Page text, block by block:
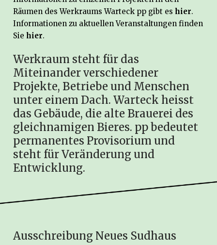
Räumen des Werkraums Warteck pp gibt es hier.
Informationen zu aktuellen Veranstaltungen finden
Sie hier.
Werkraum steht für das
Miteinander verschiedener
Projekte, Betriebe und Menschen
unter einem Dach. Warteck heisst
das Gebäude, die alte Brauerei des
gleichnamigen Bieres. pp bedeutet
permanentes Provisorium und
steht für Veränderung und
Entwicklung.
Ausschreibung Neues Sudhaus